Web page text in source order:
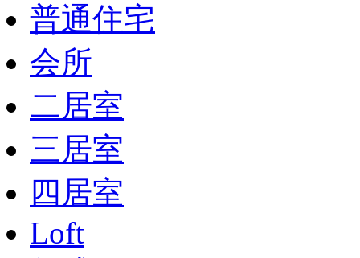
普通住宅
会所
二居室
三居室
四居室
Loft